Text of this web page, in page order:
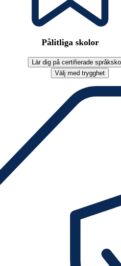
Pålitliga skolor
Lär dig på certifierade
Välj med trygghet